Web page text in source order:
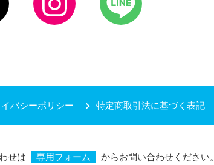
バシーポリシー 特定商取引法に基づく表記
せは 専用フォーム
からお問い合わせください。